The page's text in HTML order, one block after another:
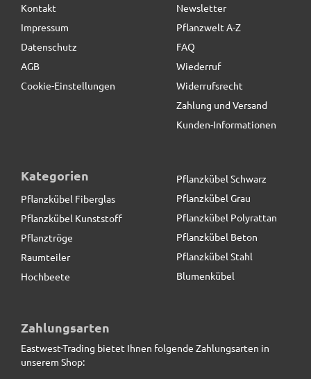
418,00 € *
49,50 € *
Kontakt
Impressum
Datenschutz
AGB
Cookie-Einstellungen
Newsletter
Pflanzwelt A-Z
FAQ
Wiederruf
Widerrufsrecht
Zahlung und Versand
Kunden-Informationen
Kategorien
Pflanzkübel Fiberglas
Pflanzkübel Kunststoff
Pflanztröge
Raumteiler
Hochbeete
Pflanzkübel Schwarz
Pflanzkübel Grau
Pflanzkübel Polyrattan
Pflanzkübel Beton
Pflanzkübel Stahl
Blumenkübel
Zahlungsarten
Eastwest-Trading bietet Ihnen folgende Zahlungsarten in
unserem Shop: